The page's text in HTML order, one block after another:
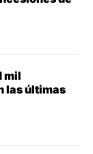
mil
las últimas